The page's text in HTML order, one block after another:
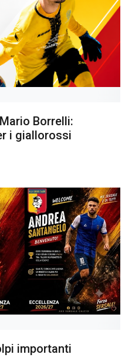
Borrelli:
i giallorossi
importanti